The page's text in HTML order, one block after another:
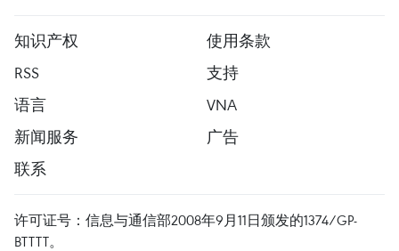
知识产权
使用条款
RSS
支持
语言
VNA
新闻服务
广告
联系
许可证号：信息与通信部2008年9月11日颁发的1374/GP-
BTTTT。